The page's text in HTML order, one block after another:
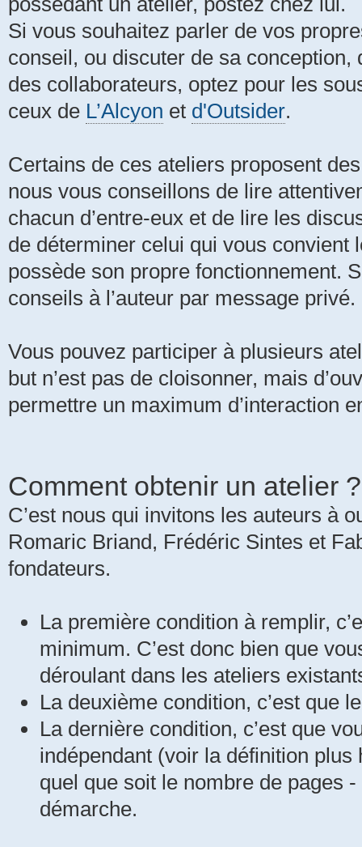
Si vous souhaitez parler de vos
conseil, ou discuter de sa
des collaborateurs, optez pour les
ceux de L’Alcyon et d'Outsider.
Certains de ces ateliers proposent
nous vous conseillons de lire
chacun d’entre-eux et de lire les
de déterminer celui qui vous convient
possède son propre fonctionnement.
conseils à l’auteur par message privé.
Vous pouvez participer à plusieurs
but n’est pas de cloisonner, mais
permettre un maximum d’interaction
Comment obtenir un atelier ?
C’est nous qui invitons les auteurs à
Romaric Briand, Frédéric Sintes et
fondateurs.
La première condition à remplir,
minimum. C’est donc bien que
déroulant dans les ateliers
La deuxième condition, c’est que
La dernière condition, c’est que
indépendant (voir la définition
quel que soit le nombre de pages
démarche.